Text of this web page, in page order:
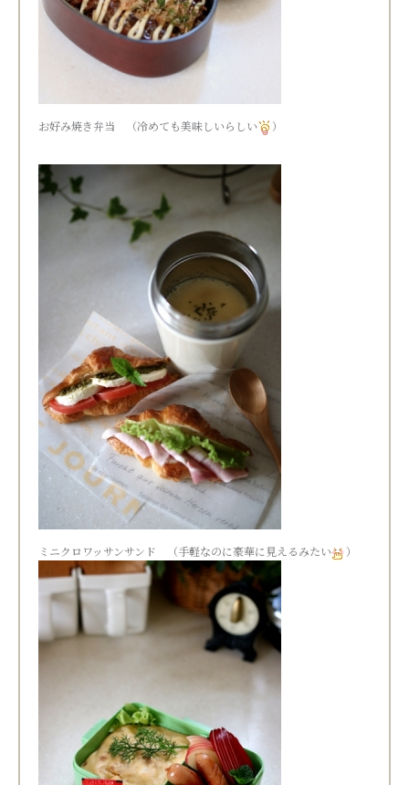
お好み焼き弁当 （冷めても美味しいらしい ）
ミニクロワッサンサンド （手軽なのに豪華に見えるみたい ）